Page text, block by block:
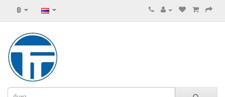
฿